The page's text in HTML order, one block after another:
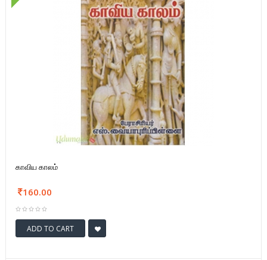
காவிய காலம்
160.00
ADD TO CART